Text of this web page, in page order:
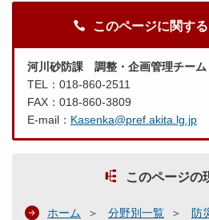
このページに関す
河川砂防課 調整・企画管理チーム
TEL：018-860-2511
FAX：018-860-3809
E-mail： Kasenka@pref.akita.lg.jp
このページの
ホーム 分野別一覧
防